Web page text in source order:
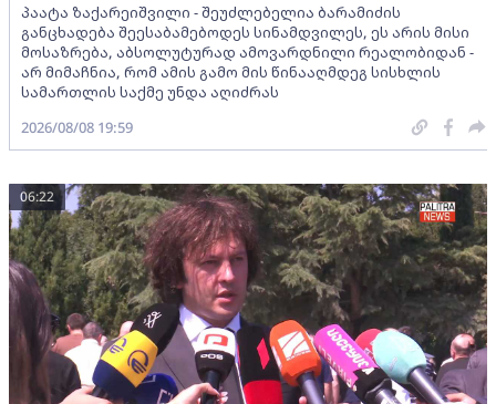
პაატა ზაქარეიშვილი - შეუძლებელია ბარამიძის
განცხადება შეესაბამებოდეს სინამდვილეს, ეს არის მისი
მოსაზრება, აბსოლუტურად ამოვარდნილი რეალობიდან -
არ მიმაჩნია, რომ ამის გამო მის წინააღმდეგ სისხლის
სამართლის საქმე უნდა აღიძრას
2026/08/08 19:59
06:22